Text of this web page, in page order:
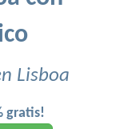
Lisboa
gratis!